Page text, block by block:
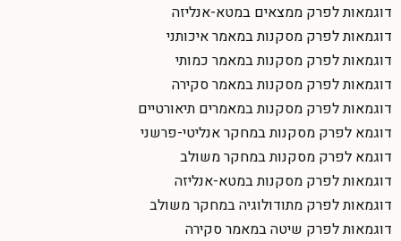
דוגמאות לפרק ממצאים במטא-אנליזה
דוגמאות לפרק מסקנות במאמר איכותני
דוגמאות לפרק מסקנות במאמר כמותי
דוגמאות לפרק מסקנות במאמר סקירה
דוגמאות לפרק מסקנות במאמרים תיאורטיים
דוגמא לפרק מסקנות במחקר אנליטי-פרשני
דוגמא לפרק מסקנות במחקר משולב
דוגמאות לפרק מסקנות במטא-אנליזה
דוגמאות לפרק מתודולוגיה במחקר משולב
דוגמאות לפרק שיטה במאמר סקירה